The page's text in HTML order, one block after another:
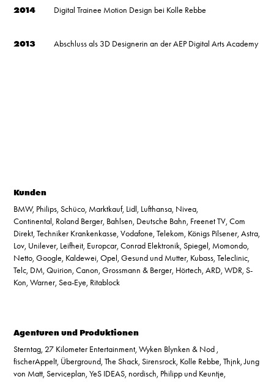
2014 Digital Trainee Motion Design bei Kolle Rebbe
2013Abschluss als 3D Designerin an der AEP Digital Arts Academy
Kunden
BMW, Philips, Schüco, Marktkauf, Lidl, Lufthansa, Nivea,
Continental, Roland Berger, Bahlsen, Deutsche Bahn, Freenet TV, Com
Direkt,Techniker Krankenkasse, Vodafone, Telekom, Königs Pilsener, Astra,
Lov, Unilever, Leifheit, Europcar, Conrad Elektronik, Spiegel, Momondo,
Netto, Google, Kaldewei, Opel, Gesund und Mutter, Kubass, Teleclinic,
Telc, DM, Quirion, Canon, Grossmann & Berger, Hörtech, ARD, WDR, S-
Kon, Warner, Sea-Eye, Ritablock
Agenturen und Produktionen
Sterntag, 27 Kilometer Entertainment, Wyken Blynken & Nod ,
fischerAppelt, Überground, The Shack, Sirensrock, Kolle Rebbe, Thjnk, Jung
von Matt, Serviceplan, YeS IDEAS, nordisch, Philipp und Keuntje,